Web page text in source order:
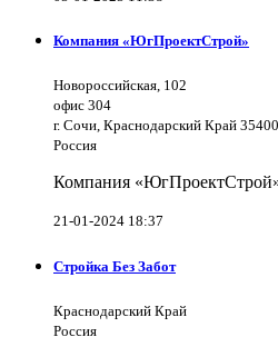
Компания «ЮгПроектСтрой»
Новороссийская, 102
офис 304
г. Сочи, Краснодарский Край
Россия
Компания «ЮгПроектСтрой»
21-01-2024 18:37
Стройка Без Забот
Краснодарский Край
Россия